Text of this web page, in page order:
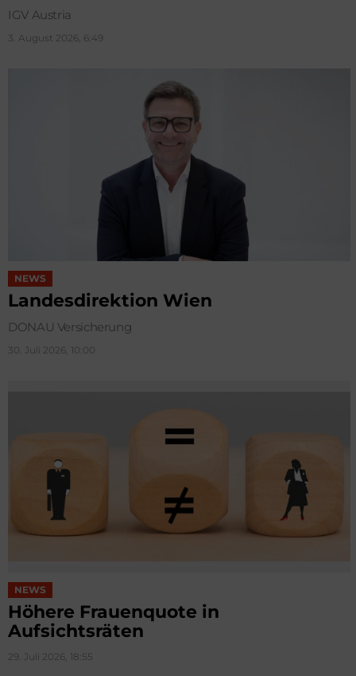
IGV Austria
3. August 2026, 6:49
NEWS
Landesdirektion Wien
DONAU Versicherung
30. Juli 2026, 10:00
NEWS
Höhere Frauenquote in
Aufsichtsräten
29. Juli 2026, 18:55